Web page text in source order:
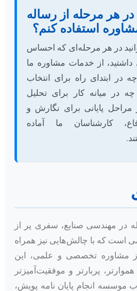
در هر مرحله از رساله
استفاده کنم؟
در هر مرحله‌ای که احساس
داشتید، از خدمات مشاوره ما
در ابتدای راه برای انتخاب
در میانه کار برای تحلیل
مراحل پایانی برای نگارش و
کارشناسان ما آماده
در مهندسی صنایع، سفری پر از
است که با چالش‌هایی نیز همراه
مشاوره تخصصی و علمی، این
پربارتر و موفقیت‌آمیزتر
موسسه انجام پایان نامه پویش،